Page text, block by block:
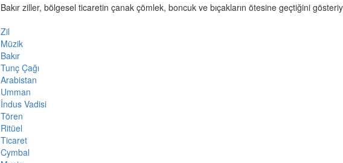
Bakır ziller, bölgesel ticaretin çanak çömlek, boncuk ve bıçakların ötesine geçtiğini
Zil
Müzik
Bakır
Tunç Çağı
Arabistan
Umman
İndus Vadisi
Tören
Ritüel
Ticaret
Cymbal